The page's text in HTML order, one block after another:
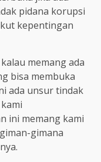
pidana korupsi
kepentingan
memang ada
bisa membuka
ada unsur tindak
ini memang kami
gimana